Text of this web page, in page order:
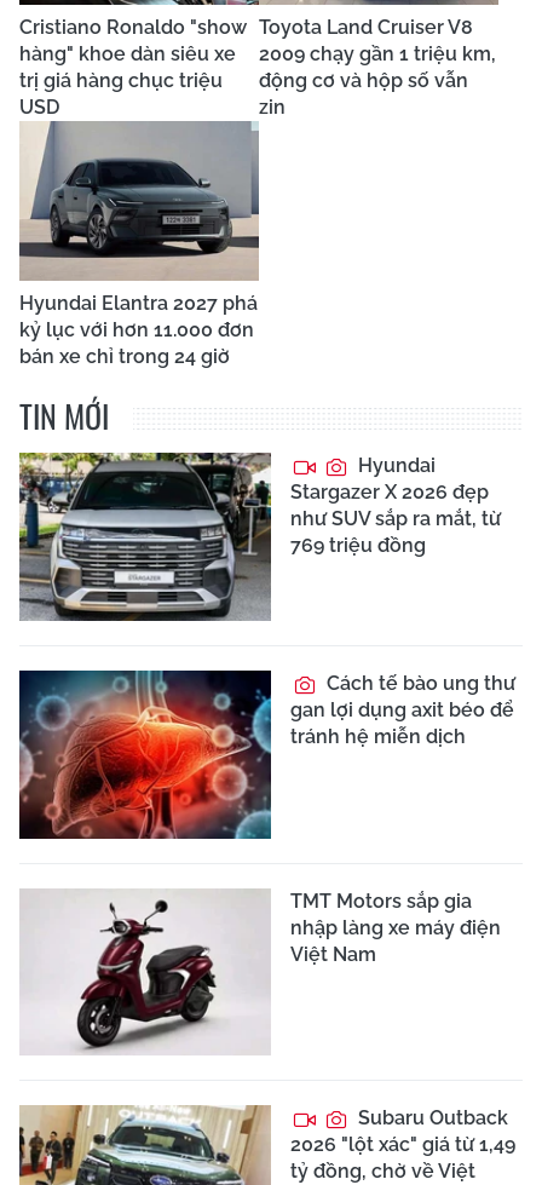
Cristiano Ronaldo "show
hàng" khoe dàn siêu xe
trị giá hàng chục triệu
USD
Toyota Land Cruiser V8
2009 chạy gần 1 triệu km,
động cơ và hộp số vẫn
zin
Hyundai Elantra 2027 phá
kỷ lục với hơn 11.000 đơn
bán xe chỉ trong 24 giờ
TIN MỚI
Hyundai
Stargazer X 2026 đẹp
như SUV sắp ra mắt, từ
769 triệu đồng
Cách tế bào ung thư
gan lợi dụng axit béo để
tránh hệ miễn dịch
TMT Motors sắp gia
nhập làng xe máy điện
Việt Nam
Subaru Outback
2026 "lột xác" giá từ 1,49
tỷ đồng, chờ về Việt